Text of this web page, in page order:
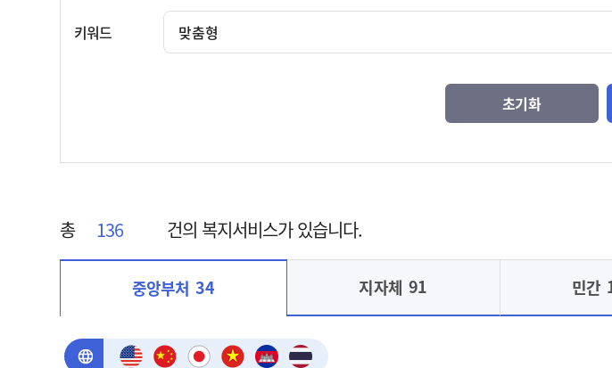
키워드
초기화
총 136 건의 복지서비스가 있습니다.
중앙부처 34 지자체 91 민간
중앙부처 선택됨